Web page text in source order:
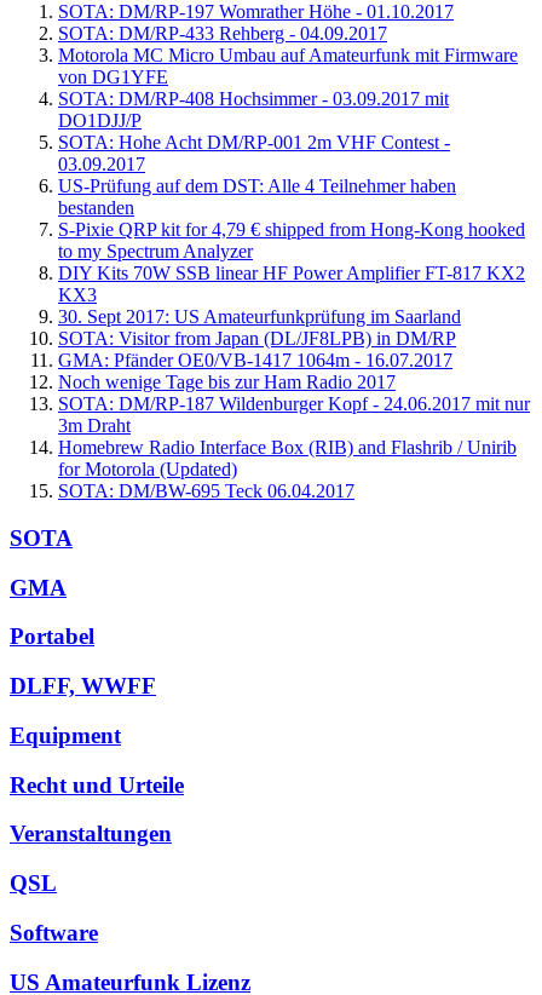
SOTA: DM/RP-197 Womrather Höhe - 01.10.2017
SOTA: DM/RP-433 Rehberg - 04.09.2017
Motorola MC Micro Umbau auf Amateurfunk mit Firmware
von DG1YFE
SOTA: DM/RP-408 Hochsimmer - 03.09.2017 mit
DO1DJJ/P
SOTA: Hohe Acht DM/RP-001 2m VHF Contest -
03.09.2017
US-Prüfung auf dem DST: Alle 4 Teilnehmer haben
bestanden
S-Pixie QRP kit for 4,79 € shipped from Hong-Kong hooked
to my Spectrum Analyzer
DIY Kits 70W SSB linear HF Power Amplifier FT-817 KX2
KX3
30. Sept 2017: US Amateurfunkprüfung im Saarland
SOTA: Visitor from Japan (DL/JF8LPB) in DM/RP
GMA: Pfänder OE0/VB-1417 1064m - 16.07.2017
Noch wenige Tage bis zur Ham Radio 2017
SOTA: DM/RP-187 Wildenburger Kopf - 24.06.2017 mit nur
3m Draht
Homebrew Radio Interface Box (RIB) and Flashrib / Unirib
for Motorola (Updated)
SOTA: DM/BW-695 Teck 06.04.2017
SOTA
GMA
Portabel
DLFF, WWFF
Equipment
Recht und Urteile
Veranstaltungen
QSL
Software
US Amateurfunk Lizenz